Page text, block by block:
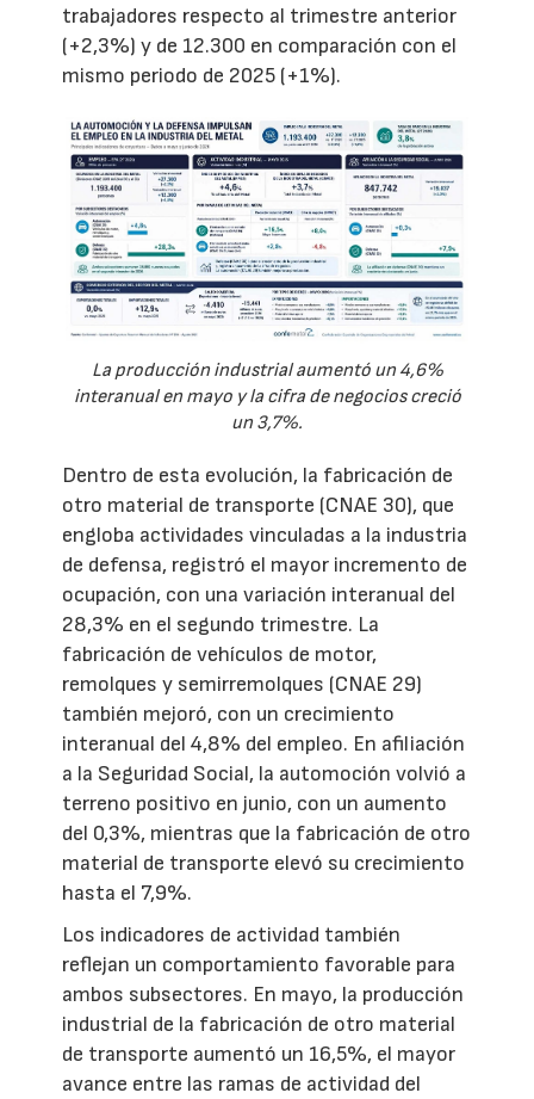
trabajadores respecto al trimestre anterior
(+2,3%) y de 12.300 en comparación con el
mismo periodo de 2025 (+1%).
La producción industrial aumentó un 4,6%
interanual en mayo y la cifra de negocios creció
un 3,7%.
Dentro de esta evolución, la fabricación de
otro material de transporte (CNAE 30), que
engloba actividades vinculadas a la industria
de defensa, registró el mayor incremento de
ocupación, con una variación interanual del
28,3% en el segundo trimestre. La
fabricación de vehículos de motor,
remolques y semirremolques (CNAE 29)
también mejoró, con un crecimiento
interanual del 4,8% del empleo. En afiliación
a la Seguridad Social, la automoción volvió a
terreno positivo en junio, con un aumento
del 0,3%, mientras que la fabricación de otro
material de transporte elevó su crecimiento
hasta el 7,9%.
Los indicadores de actividad también
reflejan un comportamiento favorable para
ambos subsectores. En mayo, la producción
industrial de la fabricación de otro material
de transporte aumentó un 16,5%, el mayor
avance entre las ramas de actividad del